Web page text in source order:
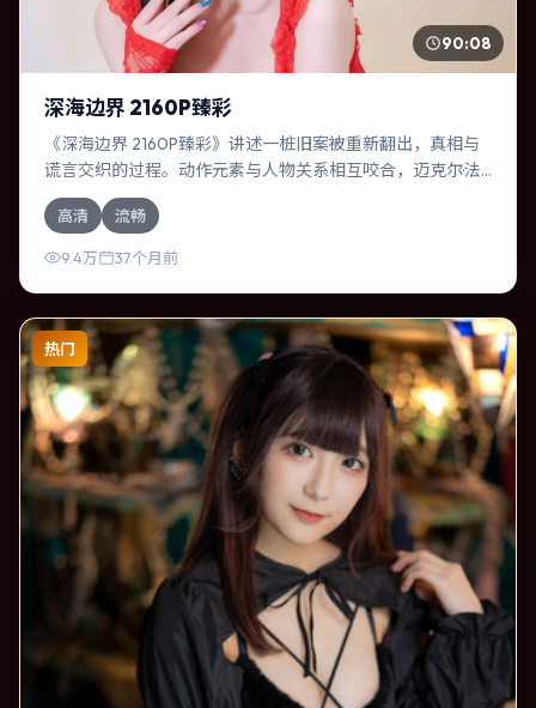
90:08
深海边界 2160P臻彩
《深海边界 2160P臻彩》讲述一桩旧案被重新翻出，真相与
谎言交织的过程。动作元素与人物关系相互咬合，迈克尔·法
斯宾德、长泽雅美的对手戏尤为出彩。导演陈凯歌善于在长
镜头中积蓄张力，本片亦在印度实地取景，增强真实质感。
高清 流畅
9.4万 37个月前
热门